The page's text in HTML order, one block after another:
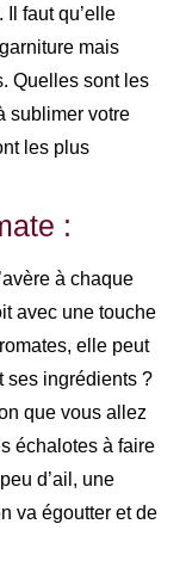
faut qu’elle
mais
Quelles sont les
sublimer votre
les plus
:
à chaque
avec une touche
elle peut
ses ingrédients ?
que vous allez
échalotes à faire
d’ail, une
va égoutter et de